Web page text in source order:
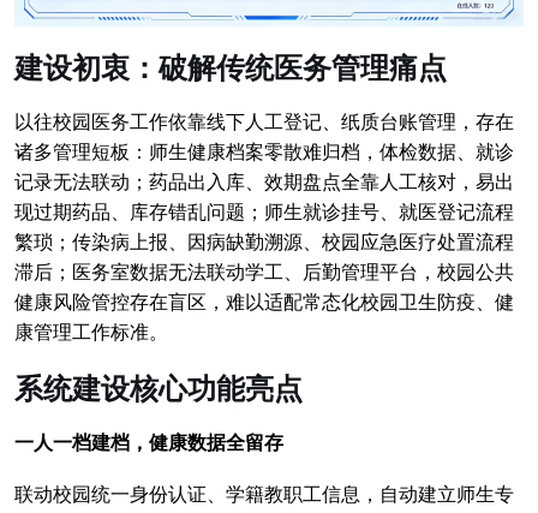
建设初衷：破解传统医务管理痛点
以往校园医务工作依靠线下人工登记、纸质台账管理，存在
诸多管理短板：师生健康档案零散难归档，体检数据、就诊
记录无法联动；药品出入库、效期盘点全靠人工核对，易出
现过期药品、库存错乱问题；师生就诊挂号、就医登记流程
繁琐；传染病上报、因病缺勤溯源、校园应急医疗处置流程
滞后；医务室数据无法联动学工、后勤管理平台，校园公共
健康风险管控存在盲区，难以适配常态化校园卫生防疫、健
康管理工作标准。
系统建设核心功能亮点
一人一档建档，健康数据全留存
联动校园统一身份认证、学籍教职工信息，自动建立师生专